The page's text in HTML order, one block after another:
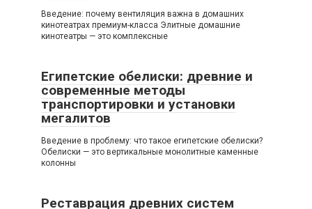
Введение: почему вентиляция важна в домашних
кинотеатрах премиум-класса Элитные домашние
кинотеатры — это комплексные
Египетские обелиски: древние и
современные методы
транспортировки и установки
мегалитов
Введение в проблему: что такое египетские обелиски?
Обелиски — это вертикальные монолитные каменные
колонны
Реставрация древних систем